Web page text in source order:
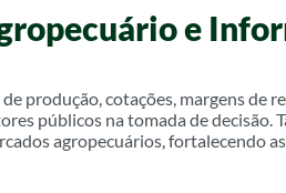
e
produção, cotações, margens de
públicos na tomada de decisão.
agropecuários, fortalecendo